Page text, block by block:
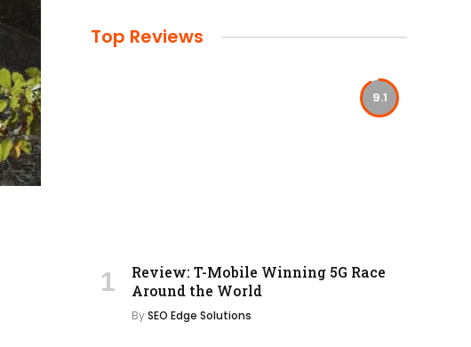
Top Reviews
9.1
Review: T-Mobile Winning 5G Race
Around the World
BySEO Edge Solutions